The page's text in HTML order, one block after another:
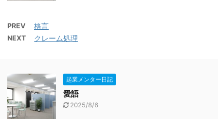
PREV 格言
NEXT クレーム処理
起業メンター日記
愛語
2025/8/6